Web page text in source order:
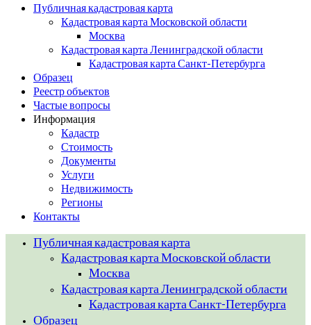
Публичная кадастровая карта
Кадастровая карта Московской области
Москва
Кадастровая карта Ленинградской области
Кадастровая карта Санкт-Петербурга
Образец
Реестр объектов
Частые вопросы
Информация
Кадастр
Стоимость
Документы
Услуги
Недвижимость
Регионы
Контакты
Публичная кадастровая карта
Кадастровая карта Московской области
Москва
Кадастровая карта Ленинградской области
Кадастровая карта Санкт-Петербурга
Образец